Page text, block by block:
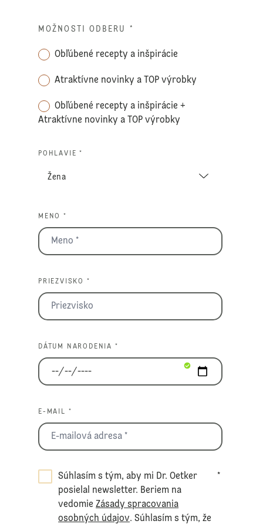
MOŽNOSTI ODBERU *
Obľúbené recepty a inšpirácie
Atraktívne novinky a TOP výrobky
Obľúbené recepty a inšpirácie +
Atraktívne novinky a TOP výrobky
POHLAVIE *
MENO *
PRIEZVISKO *
DÁTUM NARODENIA *
E-MAIL *
Súhlasím s tým, aby mi Dr. Oetker
posielal newsletter. Beriem na
vedomieZásady spracovania
osobných údajov. Súhlasím s tým, že
*